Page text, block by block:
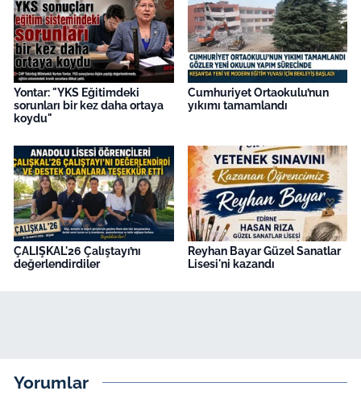
Yontar: "YKS Eğitimdeki
sorunları bir kez daha ortaya
koydu"
Cumhuriyet Ortaokulu’nun
yıkımı tamamlandı
ÇALIŞKAL'26 Çalıştayı’nı
değerlendirdiler
Reyhan Bayar Güzel Sanatlar
Lisesi'ni kazandı
Yorumlar